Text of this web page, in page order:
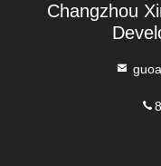
Changzhou